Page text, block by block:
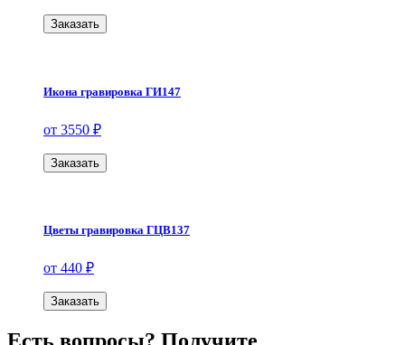
Заказать
Икона гравировка ГИ147
от 3550 ₽
Заказать
Цветы гравировка ГЦВ137
от 440 ₽
Заказать